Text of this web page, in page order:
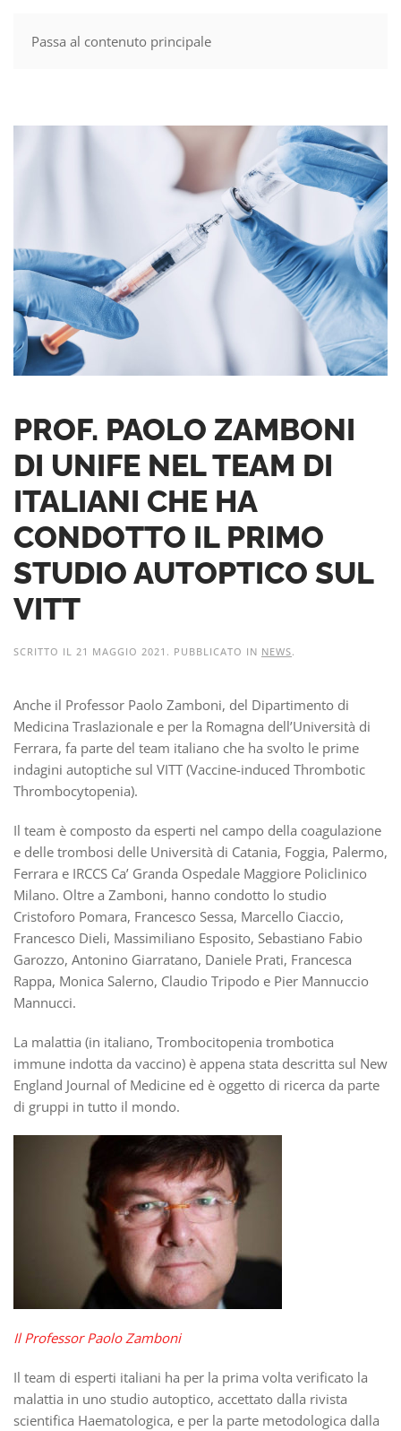
Passa al contenuto principale
MENU
PROF. PAOLO ZAMBONI
DI UNIFE NEL TEAM DI
ITALIANI CHE HA
CONDOTTO IL PRIMO
STUDIO AUTOPTICO SUL
VITT
SCRITTO IL 21 MAGGIO 2021 . PUBBLICATO IN NEWS.
Anche il Professor Paolo Zamboni, del Dipartimento di
Medicina Traslazionale e per la Romagna dell’Università di
Ferrara, fa parte del team italiano che ha svolto le prime
indagini autoptiche sul VITT (Vaccine-induced Thrombotic
Thrombocytopenia).
Il team è composto da esperti nel campo della coagulazione
e delle trombosi delle Università di Catania, Foggia, Palermo,
Ferrara e IRCCS Ca’ Granda Ospedale Maggiore Policlinico
Milano. Oltre a Zamboni, hanno condotto lo studio
Cristoforo Pomara, Francesco Sessa, Marcello Ciaccio,
Francesco Dieli, Massimiliano Esposito, Sebastiano Fabio
Garozzo, Antonino Giarratano, Daniele Prati, Francesca
Rappa, Monica Salerno, Claudio Tripodo e Pier Mannuccio
Mannucci.
La malattia (in italiano, Trombocitopenia trombotica
immune indotta da vaccino) è appena stata descritta sul New
England Journal of Medicine ed è oggetto di ricerca da parte
di gruppi in tutto il mondo.
Il Professor Paolo Zamboni
Il team di esperti italiani ha per la prima volta verificato la
malattia in uno studio autoptico, accettato dalla rivista
scientifica Haematologica, e per la parte metodologica dalla